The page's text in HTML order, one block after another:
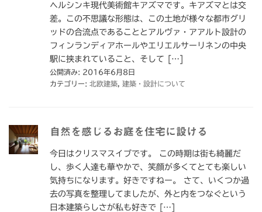
ヘルシンキ現代美術館キアズマです。キアズマとは交
差。この不思議な形態は、この土地が様々な都市グリ
ッドの合流点であることとアルヴァ・アアルト設計の
フィンランディアホールやエリエルサーリネンの中央
駅に挟まれていること、そして […]
公開済み: 2016年6月8日
カテゴリー: 北欧建築 建築・設計について
自然を感じるお庭を住宅に設ける
今日はクリスマスイブです。 この時期は街も綺麗だ
し、歩く人達も華やかで、笑顔が多くてとても楽しい
気持ちになります。好きですねー。 さて、いくつか過
去の写真を整理してましたが、外と内をつなぐという
日本建築らしさが私も好きで […]